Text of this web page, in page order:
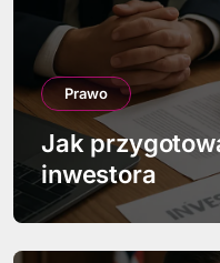
a
p
i
Prawo
Jak
inwestora